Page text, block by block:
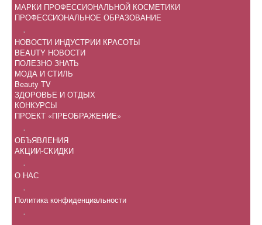
МАРКИ ПРОФЕССИОНАЛЬНОЙ КОСМЕТИКИ
ПРОФЕССИОНАЛЬНОЕ ОБРАЗОВАНИЕ
.
НОВОСТИ ИНДУСТРИИ КРАСОТЫ
BEAUTY НОВОСТИ
ПОЛЕЗНО ЗНАТЬ
МОДА И СТИЛЬ
Beauty TV
ЗДОРОВЬЕ И ОТДЫХ
КОНКУРСЫ
ПРОЕКТ «ПРЕОБРАЖЕНИЕ»
.
ОБЪЯВЛЕНИЯ
АКЦИИ-СКИДКИ
.
О НАС
.
Политика конфиденциальности
.